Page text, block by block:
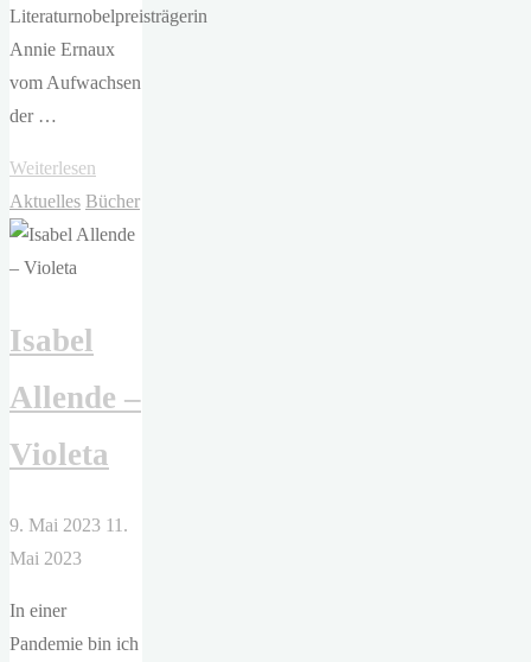
Literaturnobelpreisträgerin
Annie Ernaux
vom Aufwachsen
der …
Weiterlesen
Ernaux
–
Aktuelles Bücher
Isabel
Allende –
Violeta
9. Mai 2023 11.
Mai 2023
In einer
Pandemie bin ich